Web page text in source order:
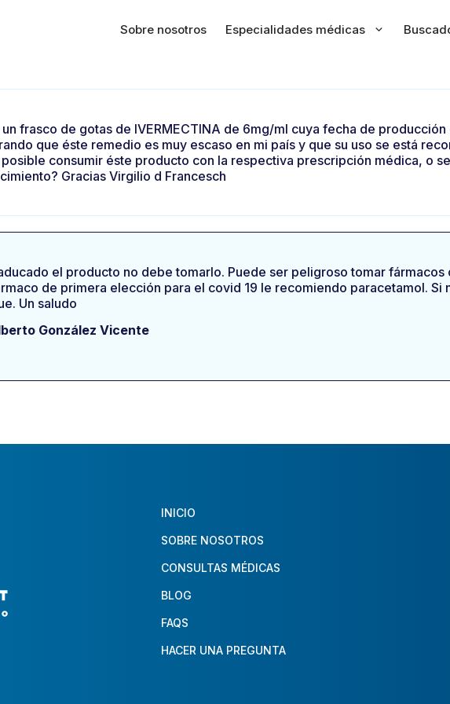
Sobre nosotros Especialidades médicas
frasco de gotas de IVERMECTINA de 6mg/ml cuya fecha de
que éste remedio es muy escaso en mi país y que su uso se está
posible consumir éste producto con la respectiva prescripción médica, o
Gracias Virgilio d Francesch
el producto no debe tomarlo. Puede ser peligroso tomar
de primera elección para el covid 19 le recomiendo paracetamol.
Un saludo
González Vicente
INICIO
SOBRE NOSOTROS
CONSULTAS MÉDICAS
BLOG
FAQS
HACER UNA PREGUNTA